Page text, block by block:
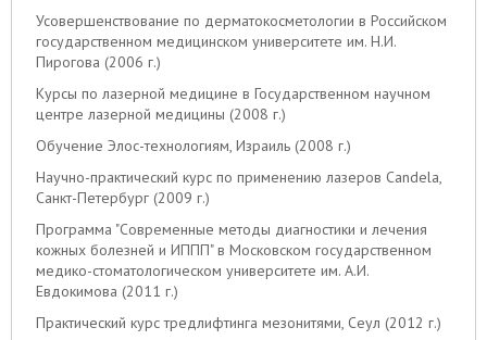
Усовершенствование по дерматокосметологии в Российском
государственном медицинском университете им. Н.И.
Пирогова (2006 г.)
Курсы по лазерной медицине в Государственном научном
центре лазерной медицины (2008 г.)
Обучение Элос-технологиям, Израиль (2008 г.)
Научно-практический курс по применению лазеров Candela,
Санкт-Петербург (2009 г.)
Программа "Современные методы диагностики и лечения
кожных болезней и ИППП" в Московском государственном
медико-стоматологическом университете им. А.И.
Евдокимова (2011 г.)
Практический курс тредлифтинга мезонитями, Сеул (2012 г.)